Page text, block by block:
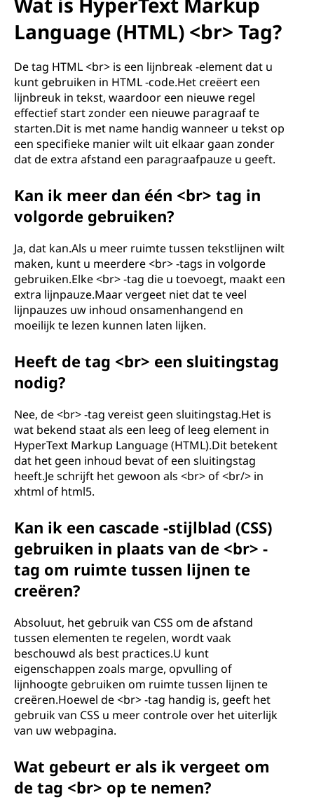
Language (HTML) <br> Tag?
De tag HTML <br> is een lijnbreak -element dat u
kunt gebruiken in HTML -code.Het creëert een
lijnbreuk in tekst, waardoor een nieuwe regel
effectief start zonder een nieuwe paragraaf te
starten.Dit is met name handig wanneer u tekst op
een specifieke manier wilt uit elkaar gaan zonder
dat de extra afstand een paragraafpauze u geeft.
Kan ik meer dan één <br> tag in
volgorde gebruiken?
Ja, dat kan.Als u meer ruimte tussen tekstlijnen wilt
maken, kunt u meerdere <br> -tags in volgorde
gebruiken.Elke <br> -tag die u toevoegt, maakt een
extra lijnpauze.Maar vergeet niet dat te veel
lijnpauzes uw inhoud onsamenhangend en
moeilijk te lezen kunnen laten lijken.
Heeft de tag <br> een sluitingstag
nodig?
Nee, de <br> -tag vereist geen sluitingstag.Het is
wat bekend staat als een leeg of leeg element in
HyperText Markup Language (HTML).Dit betekent
dat het geen inhoud bevat of een sluitingstag
heeft.Je schrijft het gewoon als <br> of <br/> in
xhtml of html5.
Kan ik een cascade -stijlblad (CSS)
gebruiken in plaats van de <br> -
tag om ruimte tussen lijnen te
creëren?
Absoluut, het gebruik van CSS om de afstand
tussen elementen te regelen, wordt vaak
beschouwd als best practices.U kunt
eigenschappen zoals marge, opvulling of
lijnhoogte gebruiken om ruimte tussen lijnen te
creëren.Hoewel de <br> -tag handig is, geeft het
gebruik van CSS u meer controle over het uiterlijk
van uw webpagina.
Wat gebeurt er als ik vergeet om
de tag <br> op te nemen?